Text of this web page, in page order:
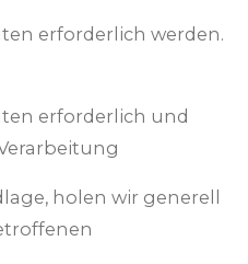
erforderlich werden.
erforderlich und
holen wir generell